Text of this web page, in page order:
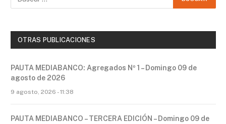
OTRAS PUBLICACIONES
PAUTA MEDIABANCO: Agregados Nº 1 – Domingo 09 de
agosto de 2026
9 agosto, 2026 - 11:38
PAUTA MEDIABANCO – TERCERA EDICIÓN – Domingo 09 de